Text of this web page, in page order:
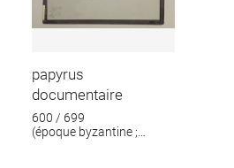
papyrus
documentaire
600 / 699
(époque byzantine ;